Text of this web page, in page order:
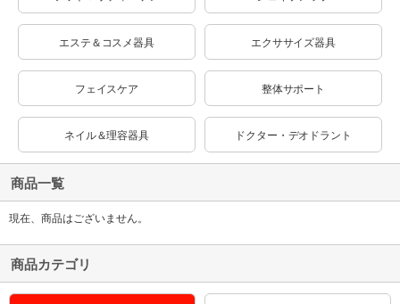
エステ＆コスメ器具 エクササイズ器具
フェイスケア 整体サポート
ネイル＆理容器具 ドクター・デオドラント
商品一覧
現在、商品はございません。
商品カテゴリ